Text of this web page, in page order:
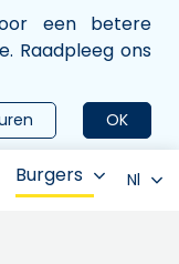
een betere
Raadpleeg ons
OK
Burgers Nl